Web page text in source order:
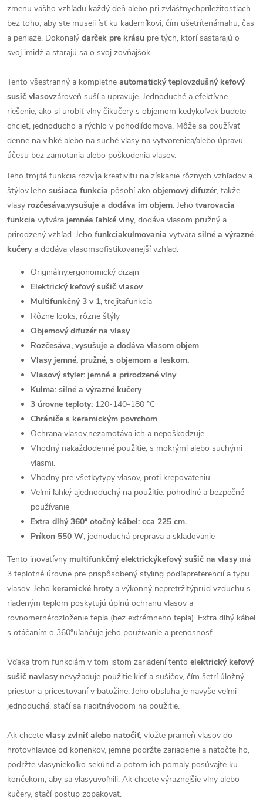
zmenu vášho vzhľadu každý deň alebo pri zvláštnychpríležitostiach
bez toho, aby ste museli ísť ku kaderníkovi, čím ušetrítenámahu, čas
a peniaze. Dokonalý darček pre krásu pre tých, ktorí sastarajú o
svoj imidž a starajú sa o svoj zovňajšok.
Tento všestranný a kompletne automatický teplovzdušný kefový
susič vlasovzároveň suší a upravuje. Jednoduché a efektívne
riešenie, ako si urobiť vlny čikučery s objemom kedykoľvek budete
chcieť, jednoducho a rýchlo v pohodlídomova. Môže sa používať
denne na vlhké alebo na suché vlasy na vytvoreniea/alebo úpravu
účesu bez zamotania alebo poškodenia vlasov.
Jeho trojitá funkcia rozvíja kreativitu na získanie rôznych vzhľadov a
štýlov.Jeho sušiaca funkcia pôsobí ako objemový difuzér, takže
vlasy rozčesáva,vysušuje a dodáva im objem. Jeho tvarovacia
funkcia vytvára jemnéa ľahké vlny, dodáva vlasom pružný a
prirodzený vzhľad. Jeho funkciakulmovania vytvára silné a výrazné
kučerya dodáva vlasomsofistikovanejší vzhľad.
Originálny,ergonomický dizajn
Elektrický kefový sušič vlasov
Multifunkčný 3 v 1, trojitáfunkcia
Rôzne looks, rôzne štýly
Objemový difuzér na vlasy
Rozčesáva, vysušuje a dodáva vlasom objem
Vlasy jemné, pružné, s objemom a leskom.
Vlasový styler: jemné a prirodzené vlny
Kulma: silné a výrazné kučery
3 úrovne teploty: 120-140-180 ºC
Chrániče s keramickým povrchom
Ochrana vlasov,nezamotáva ich a nepoškodzuje
Vhodný nakaždodenné použitie, s mokrými alebo suchými
vlasmi.
Vhodný pre všetkytypy vlasov, proti krepovateniu
Veľmi ľahký ajednoduchý na použitie: pohodlné a bezpečné
používanie
Extra dlhý 360º otočný kábel: cca 225 cm.
Príkon 550 W, jednoduchá preprava a skladovanie
Tento inovatívny multifunkčný elektrickýkefový sušič na vlasymá
3 teplotné úrovne pre prispôsobený styling podľapreferencií a typu
vlasov. Jeho keramické hrotya výkonný nepretržitýprúd vzduchu s
riadeným teplom poskytujú úplnú ochranu vlasov a
rovnomernérozloženie tepla (bez extrémneho tepla). Extra dlhý kábel
s otáčaním o 360ºuľahčuje jeho používanie a prenosnosť.
Vďaka trom funkciám v tom istom zariadení tento elektrický kefový
sušič navlasynevyžaduje použitie kief a sušičov, čím šetrí úložný
priestor a pricestovaní v batožine. Jeho obsluha je navyše veľmi
jednoduchá, stačí sa riadiťnávodom na použitie.
Ak chcete vlasy zvlniť alebo natočiť, vložte prameň vlasov do
hrotovhlavice od korienkov, jemne podržte zariadenie a natočte ho,
podržte vlasyniekoľko sekúnd a potom ich pomaly posúvajte ku
končekom, aby sa vlasyuvoľnili. Ak chcete výraznejšie vlny alebo
kučery, stačí postup zopakovať.